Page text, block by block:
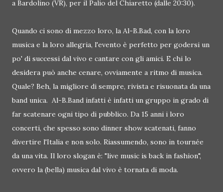
a Bardolino (VR), per il Palio del Chiaretto (dalle 20:30).
Quando ci sono di mezzo loro, la Al-B.Bad, con la loro
musica e la loro allegria, l'evento è perfetto per godersi un
po' di successi dal vivo e cantare con gli amici. E chi lo
desidera può anche cenare, ovviamente a ritmo di musica.
Quale? Beh, la migliore di sempre, rivista e risuonata da una
band unica. Al-B.Band infatti è infatti un gruppo in grado di
far scatenare ogni tipo di pubblico. Da 15 anni i loro
concerti, che spesso sono dinner show scatenati, fanno
divertire l'Italia e non solo. Riassumendo, sono in tournée
da una vita. Il loro slogan è: "live music is back in fashion",
ovvero la (bella) musica dal vivo è tornata di moda.